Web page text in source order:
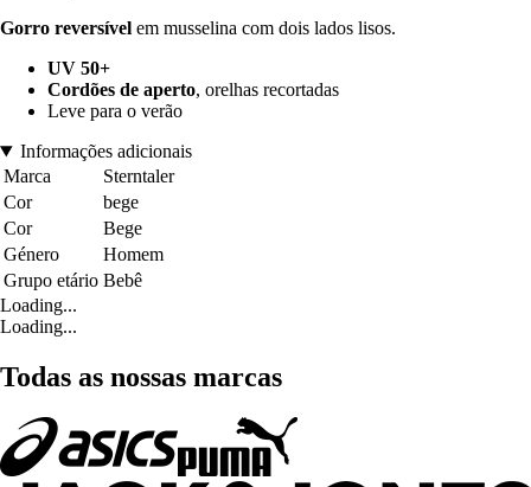
Gorro reversível em musselina com dois lados lisos.
UV 50+
Cordões de aperto, orelhas recortadas
Leve para o verão
Informações adicionais
Marca
Sterntaler
Cor
bege
Cor
Bege
Género
Homem
Grupo etário Bebê
Loading...
Loading...
Todas as nossas marcas